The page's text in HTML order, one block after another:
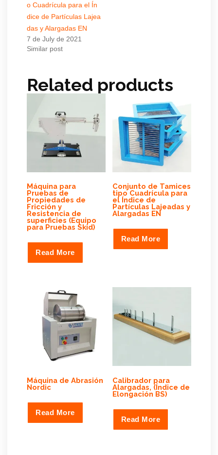
o Cuadrícula para el Ín
dice de Partículas Lajea
das y Alargadas EN
7 de July de 2021
Similar post
Related products
Máquina para
Pruebas de
Propiedades de
Fricción y
Resistencia de
superficies (Equipo
para Pruebas Skid)
Read More
Conjunto de Tamices
tipo Cuadrícula para
el Índice de
Partículas Lajeadas y
Alargadas EN
Read More
Máquina de Abrasión
Nordic
Read More
Calibrador para
Alargadas, (Índice de
Elongación BS)
Read More